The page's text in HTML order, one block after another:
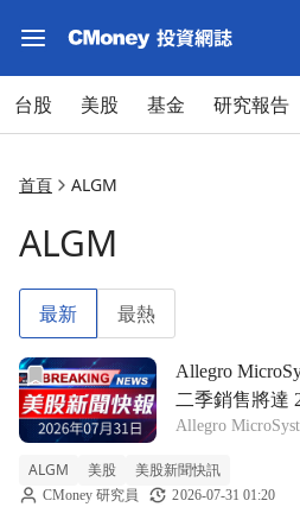
台股 美股 基金 研究報告
首頁 ALGM
ALGM
最新 最熱
前往Allegro MicroSystems 預告
Allegro
二季銷售將達
元，資料中心
Allegro
億美元，並強調
倍增長。 ALGM
ALGM 美股 美股新聞快訊
CMoney 研究員 2026-07-31 01:20